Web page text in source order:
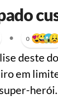
• 0
deste
em
herói.